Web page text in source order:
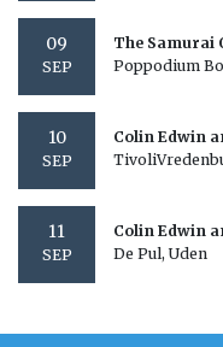
09
SEP
The Samurai
Poppodium
10
SEP
Colin Edwin
11
SEP
Colin Edwin
De Pul, Uden